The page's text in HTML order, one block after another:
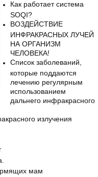
Как работает система
SOQI?
ВОЗДЕЙСТВИЕ
ИНФРАКРАСНЫХ ЛУЧЕЙ
НА ОРГАНИЗМ
ЧЕЛОВЕКА!
Список заболеваний,
которые поддаются
лечению регулярным
использованием
дальнего инфракрасного
излучения
мам